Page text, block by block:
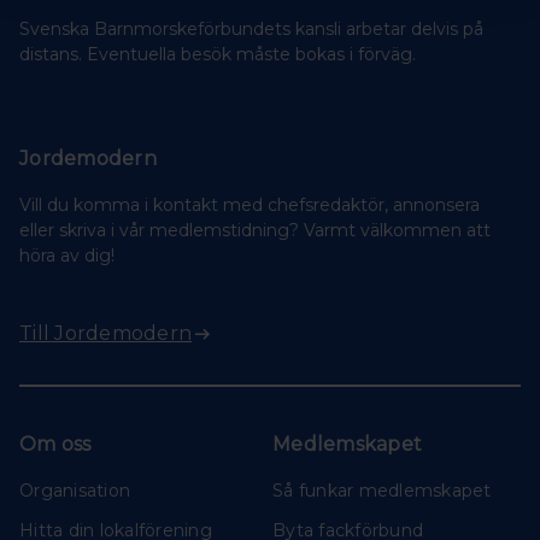
Svenska Barnmorskeförbundets kansli arbetar delvis på
distans. Eventuella besök måste bokas i förväg.
Jordemodern
Vill du komma i kontakt med chefsredaktör, annonsera
eller skriva i vår medlemstidning? Varmt välkommen att
höra av dig!
Till Jordemodern
Om oss
Organisation
Hitta din lokalförening
Medlemskapet
Så funkar medlemskapet
Byta fackförbund